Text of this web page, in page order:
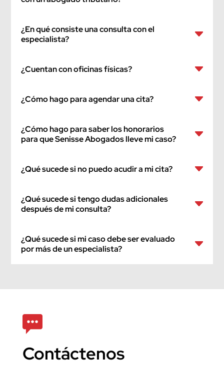
¿En qué consiste una consulta con el
especialista?
¿Cuentan con oficinas físicas?
¿Cómo hago para agendar una cita?
¿Cómo hago para saber los honorarios
para que Senisse Abogados lleve mi caso?
¿Qué sucede si no puedo acudir a mi cita?
¿Qué sucede si tengo dudas adicionales
después de mi consulta?
¿Qué sucede si mi caso debe ser evaluado
por más de un especialista?
Contáctenos